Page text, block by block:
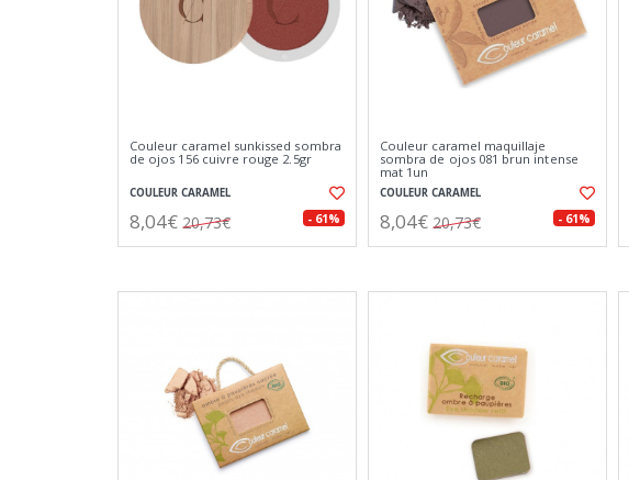
Couleur caramel sunkissed sombra
de ojos 156 cuivre rouge 2.5gr
COULEUR CARAMEL
8,04€ 20,73€ - 61%
Couleur caramel maquillaje
sombra de ojos 081 brun intense
mat 1un
COULEUR CARAMEL
8,04€ 20,73€ - 61%